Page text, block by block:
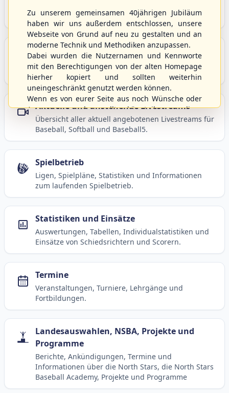
und Baseball5.
Berichte und Neuigkeiten
Aktuelle Meldungen, Berichte und Nachrichten aus
dem S/HBV, Deutschland und der Welt.
Aktuelle und anstehende Livestreams
Übersicht aller aktuell angebotenen Livestreams für
Baseball, Softball und Baseball5.
Spielbetrieb
Ligen, Spielpläne, Statistiken und Informationen
zum laufenden Spielbetrieb.
Statistiken und Einsätze
Auswertungen, Tabellen, Individualstatistiken und
Einsätze von Schiedsrichtern und Scorern.
Termine
Veranstaltungen, Turniere, Lehrgänge und
Fortbildungen.
Landesauswahlen, NSBA, Projekte und
Programme
Berichte, Ankündigungen, Termine und
Informationen über die North Stars, die North Stars
Baseball Academy, Projekte und Programme
Zu unserem gemeinsamen 40jährigen Jubiläum
haben wir uns außerdem entschlossen, unsere
Webseite von Grund auf neu zu gestalten und an
moderne Technik und Methodiken anzupassen.
Dabei wurden die Nutzernamen und Kennworte
mit den Berechtigungen von der alten Homepage
hierher kopiert und sollten weiterhin
uneingeschränkt genutzt werden können.
Wenn es von eurer Seite aus noch Wünsche oder
Anregungen geben sollte, könnt ihr uns diese
gerne an die Verbandsadresseinfo@shbvnet.de
schicken.